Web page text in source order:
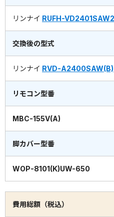
リンナイ RUFH-
交換後の型式
リンナイ RVD-A2400SAW(B)
リモコン型番
MBC-155V(A)
脚カバー型番
WOP-8101(K)UW-650
費用総額（税込）